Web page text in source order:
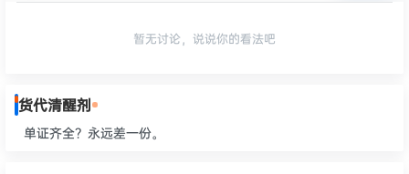
暂无讨论，说说你的看法吧
货代清醒剂
单证齐全？永远差一份。